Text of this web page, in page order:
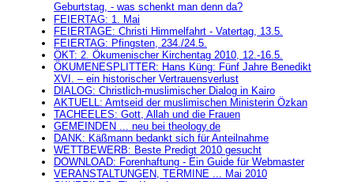
Geburtstag, - was schenkt man denn da?
FEIERTAG: 1. Mai
FEIERTAGE: Christi Himmelfahrt - Vatertag, 13.5.
FEIERTAG: Pfingsten, 234./24.5.
ÖKT: 2. Ökumenischer Kirchentag 2010, 12.-16.5.
ÖKUMENESPLITTER: Hans Küng: Fünf Jahre Benedikt
XVI. – ein historischer Vertrauensverlust
DIALOG: Christlich-muslimischer Dialog in Kairo
AKTUELL: Amtseid der muslimischen Ministerin Özkan
TACHEELES: Gott, Allah und die Frauen
GEMEINDEN ... neu bei theology.de
DANK: Käßmann bedankt sich für Anteilnahme
WETTBEWERB: Beste Predigt 2010 gesucht
DOWNLOAD: Forenhaftung - Ein Guide für Webmaster
VERANSTALTUNGEN, TERMINE ... Mai 2010